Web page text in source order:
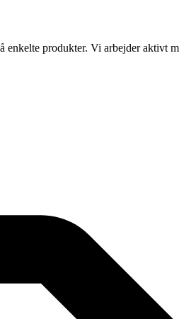
enkelte produkter. Vi arbejder aktivt